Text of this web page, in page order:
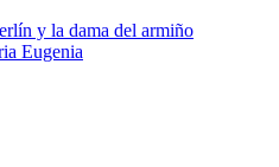
y la dama del armiño
Eugenia